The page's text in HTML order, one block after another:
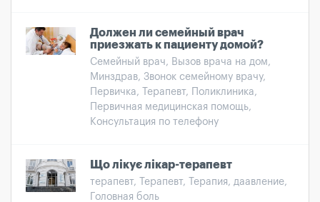
Должен ли семейный врач
приезжать к пациенту домой?
Семейный врач, Вызов врача на дом,
Минздрав, Звонок семейному врачу,
Первичка, Терапевт, Поликлиника,
Первичная медицинская помощь,
Консультация по телефону
Що лікує лікар-терапевт
терапевт, Терапевт, Терапия, даавление,
Головная боль